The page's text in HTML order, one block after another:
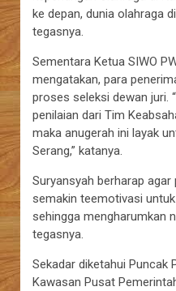
ke depan, dunia olahraga
tegasnya.
Sementara Ketua SIWO
mengatakan, para
proses seleksi dewan juri.
penilaian dari Tim
maka anugerah ini layak
Serang,” katanya.
Suryansyah berharap agar
semakin teemotivasi
sehingga mengharumkan
tegasnya.
Sekadar diketahui Puncak
Kawasan Pusat